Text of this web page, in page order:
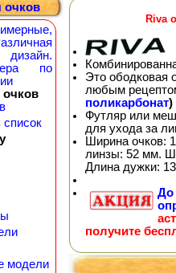
по
модели
Riva
Это ободковая
любым
поликарбонат)
Футляр или
для ухода за
Ширина очков:
линзы: 52 мм.
Длина дужки:
До
получите